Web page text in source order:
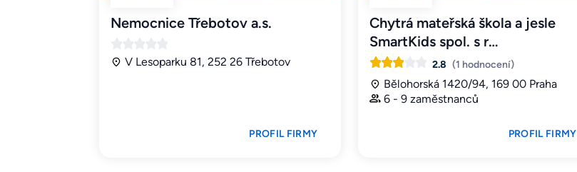
Nemocnice Třebotov a.s.
V Lesoparku 81, 252 26 Třebotov
PROFIL FIRMY
Chytrá mateřská škola a jesle
SmartKids spol. s r…
2.8 (1 hodnocení)
Bělohorská 1420/94, 169 00 Praha
6 - 9 zaměstnanců
PROFIL FIRMY